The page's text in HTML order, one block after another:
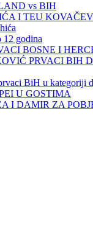
vs BIH
I TEU
godina
BOSNE I
PRVACI BIH
BiH u kategoriji
U GOSTIMA
I DAMIR ZA